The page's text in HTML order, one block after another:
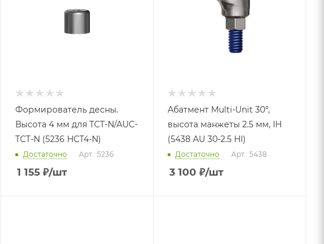
Формирователь десны.
Высота 4 мм для TCT-N/AUC-
TCT-N (5236 HCT4-N)
Достаточно Арт.: 5236
1 155₽/шт
Абатмент Multi-Unit 30°,
высота манжеты 2.5 мм, IH
(5438 AU 30-2.5 HI)
Достаточно Арт.: 5438
3 100 ₽/шт